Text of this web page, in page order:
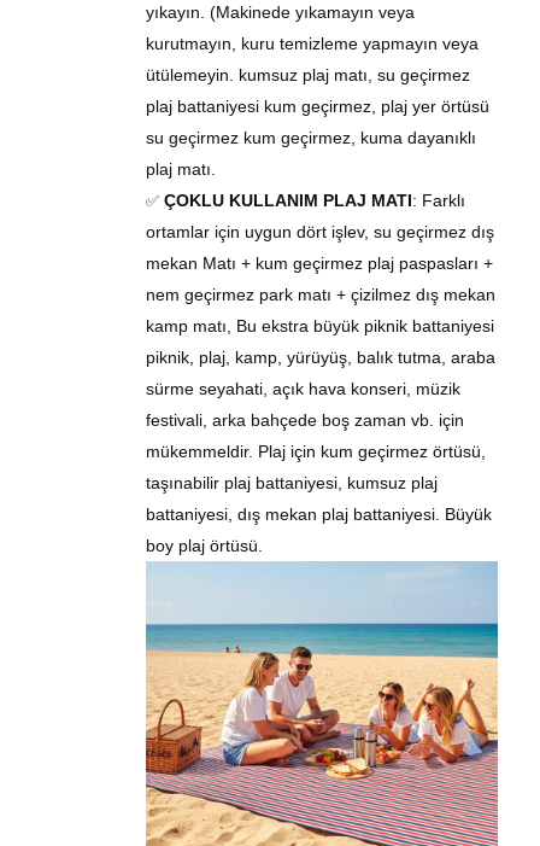
yıkayın. (Makinede yıkamayın veya
kurutmayın, kuru temizleme yapmayın veya
ütülemeyin. kumsuz plaj matı, su geçirmez
plaj battaniyesi kum geçirmez, plaj yer örtüsü
su geçirmez kum geçirmez, kuma dayanıklı
plaj matı
✅ ÇOKLU KULLANIM PLAJ MATI: Farklı
ortamlar için uygun dört işlev, su geçirmez dış
mekan Matı + kum geçirmez plaj paspasları +
nem geçirmez park matı + çizilmez dış mekan
kamp matı, Bu ekstra büyük piknik battaniyesi
piknik, plaj, kamp, ​​yürüyüş, balık tutma, araba
sürme seyahati, açık hava konseri, müzik
festivali, arka bahçede boş zaman vb. için
mükemmeldir. Plaj için kum geçirmez örtüsü
taşınabilir plaj battaniyesi, kumsuz plaj
battaniyesi, dış mekan plaj battaniyesi. Büyük
boy plaj örtüsü